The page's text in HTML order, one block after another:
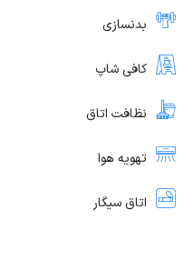
بدنسازی
کافی شاپ
نظافت اتاق
تهویه هوا
اتاق سیگار